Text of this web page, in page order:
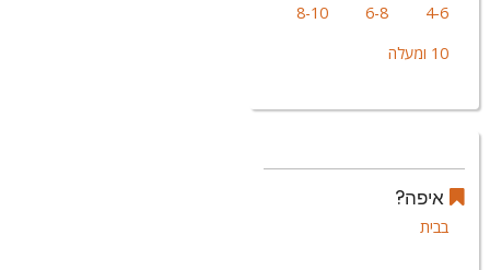
4-6
6-8
8-10
10 ומעלה
איפה?
בבית